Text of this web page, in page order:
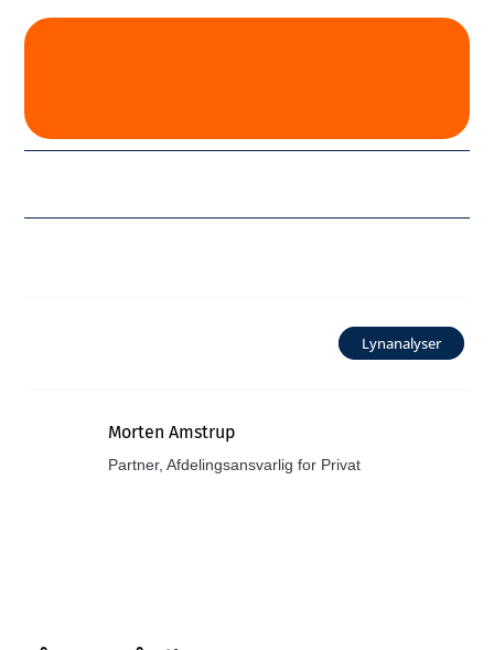
Lynanalyser
Morten Amstrup
Partner, Afdelingsansvarlig for Privat